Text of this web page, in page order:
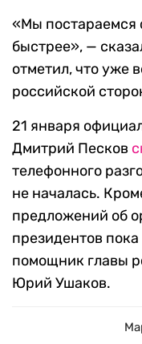
«Мы постараемся
быстрее», —
отметил, что уже
российской
21 января
Дмитрий Песков
телефонного
не началась.
предложений об
президентов
помощник главы
Юрий Ушаков.